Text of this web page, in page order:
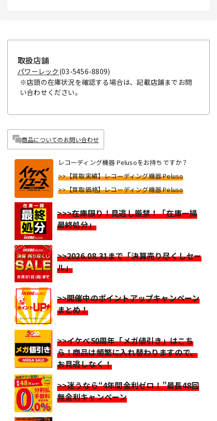
取扱店舗
パワーレック (03-5456-8809)
※店頭の在庫状況を確認する場合は、記載店舗までお問
い合わせください。
商品についてのお問い合わせ
レコーディング機器 Pelusoをお持ちですか？
>>【買取実績】レコーディング機器 Peluso
>>【買取価格】レコーディング機器 Peluso
>>>在庫限り！見逃し厳禁！「在庫一掃
最終処分」
>>2026.08.31まで「決算売り尽くしセー
ル」
>>開催中のポイントアップキャンペーン
まとめ！
>>イケベ50周年「メガ値引き」はこち
ら！商品は頻繁に入れ替わりますので、
お見逃しなく！
>>迷うなら“4年間金利ゼロ！”最長48回
無金利キャンペーン